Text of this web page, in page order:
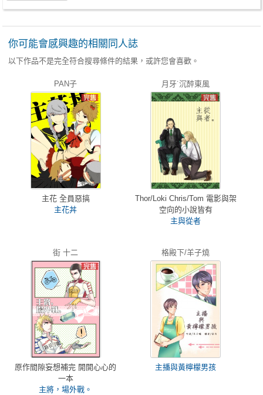
你可能會感興趣的相關同人誌
以下作品不是完全符合搜尋條件的結果，或許您會喜歡。
PAN子
主花 全員惡搞
主花丼
月牙˙沉醉東風
Thor/Loki Chris/Tom 電影與架
空向的小說皆有
主與從者
街 十二
原作間隙妄想補完 開開心心的
一本
主將，場外戰。
格殿下/羊子燒
主播與黃檸檬男孩